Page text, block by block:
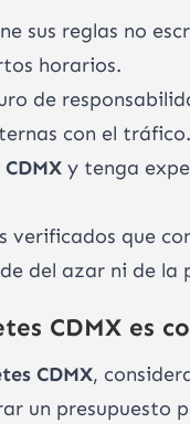
sus reglas no
horarios.
de
con el tráfico.
y tenga
que
del azar ni de
CDMX es
CDMX,
un presupuesto